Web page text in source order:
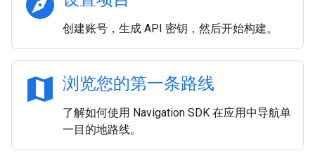
创建账号，生成 API 密钥，然后开始构建。
map 浏览您的第一条路线
了解如何使用 Navigation SDK 在应用中导航单
一目的地路线。